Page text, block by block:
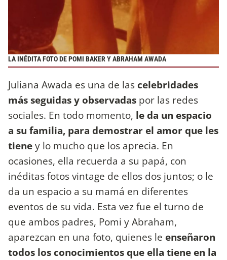
LA INÉDITA FOTO DE POMI BAKER Y ABRAHAM AWADA
Juliana Awada es una de las celebridades
más seguidas y observadas por las redes
sociales. En todo momento, le da un espacio
a su familia, para demostrar el amor que les
tieney lo mucho que los aprecia. En
ocasiones, ella recuerda a su papá, con
inéditas fotos vintage de ellos dos juntos; o le
da un espacio a su mamá en diferentes
eventos de su vida. Esta vez fue el turno de
que ambos padres, Pomi y Abraham,
aparezcan en una foto, quienes le enseñaron
todos los conocimientos que ella tiene en la